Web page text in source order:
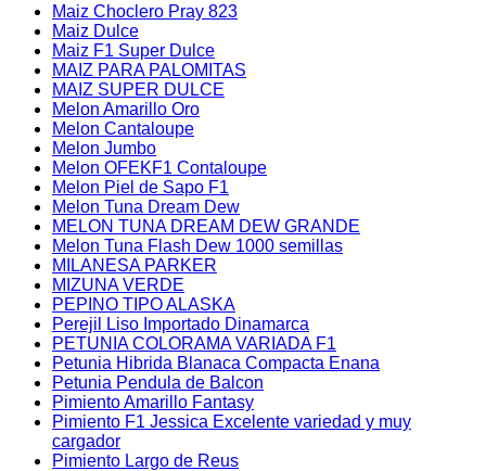
Maiz Choclero Pray 823
Maiz Dulce
Maiz F1 Super Dulce
MAIZ PARA PALOMITAS
MAIZ SUPER DULCE
Melon Amarillo Oro
Melon Cantaloupe
Melon Jumbo
Melon OFEKF1 Contaloupe
Melon Piel de Sapo F1
Melon Tuna Dream Dew
MELON TUNA DREAM DEW GRANDE
Melon Tuna Flash Dew 1000 semillas
MILANESA PARKER
MIZUNA VERDE
PEPINO TIPO ALASKA
Perejil Liso Importado Dinamarca
PETUNIA COLORAMA VARIADA F1
Petunia Hibrida Blanaca Compacta Enana
Petunia Pendula de Balcon
Pimiento Amarillo Fantasy
Pimiento F1 Jessica Excelente variedad y muy
cargador
Pimiento Largo de Reus